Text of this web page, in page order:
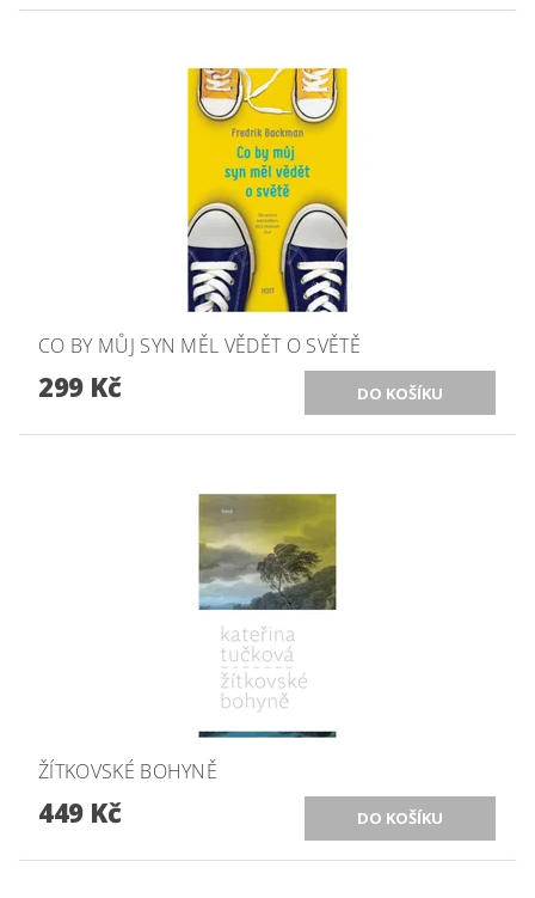
CO BY MŮJ SYN MĚL VĚDĚT O SVĚTĚ
299 Kč
ŽÍTKOVSKÉ BOHYNĚ
449 Kč